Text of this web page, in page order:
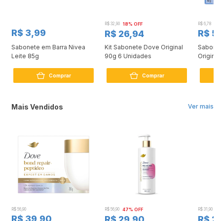
R$ 3,99
Sabonete em Barra Nivea
Leite 85g
Comprar
R$ 32,90 18% OFF
R$ 26,94
Kit Sabonete Dove Original
90g 6 Unidades
Comprar
R$ 6,78
R$
Ver mais
Mais Vendidos
R$ 56,90
R$ 39,90
R$ 56,90 47% OFF R$ 31,90